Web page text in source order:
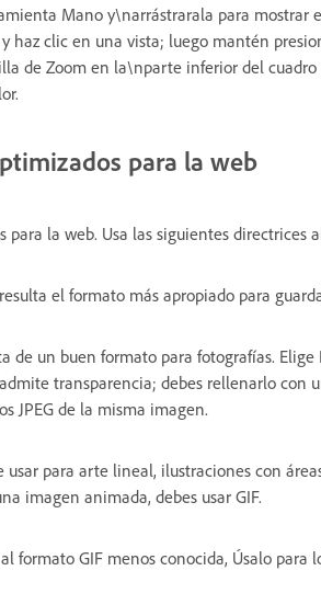
Mano y\narrástrarala para mostrar
haz clic en una vista; luego mantén
de Zoom en la\nparte inferior del
para la web
para la web. Usa las siguientes
el formato más apropiado para
de un buen formato para fotografías.
transparencia; debes rellenarlo con
JPEG de la misma imagen.
usar para arte lineal, ilustraciones con
imagen animada, debes usar GIF.
formato GIF menos conocida, Úsalo para